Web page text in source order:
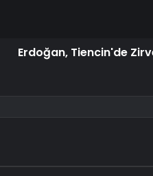
Erdoğan, Tiencin'de